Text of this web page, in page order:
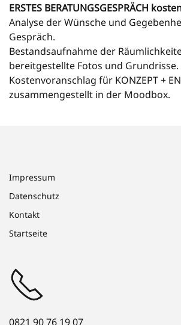
ERSTES BERATUNGSGESPRÄCH
Analyse der Wünsche und
Gespräch.
Bestandsaufnahme der
bereitgestellte Fotos und Grundrisse.
Kostenvoranschlag für KONZEPT +
zusammengestellt in der Moodbox.
Impressum
Datenschutz
Kontakt
Startseite
0821 90 76 19 07